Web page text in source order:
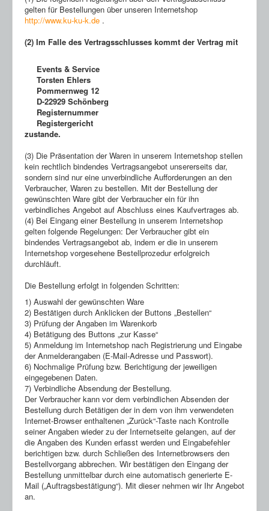
gelten für Bestellungen über unseren Internetshop
http://www.ku-ku-k.de .
(2) Im Falle des Vertragsschlusses kommt der Vertrag mit
Events & Service
Torsten Ehlers
Pommernweg 12
D-22929 Schönberg
Registernummer
Registergericht
zustande.
(3) Die Präsentation der Waren in unserem Internetshop stellen
kein rechtlich bindendes Vertragsangebot unsererseits dar,
sondern sind nur eine unverbindliche Aufforderungen an den
Verbraucher, Waren zu bestellen. Mit der Bestellung der
gewünschten Ware gibt der Verbraucher ein für ihn
verbindliches Angebot auf Abschluss eines Kaufvertrages ab.
(4) Bei Eingang einer Bestellung in unserem Internetshop
gelten folgende Regelungen: Der Verbraucher gibt ein
bindendes Vertragsangebot ab, indem er die in unserem
Internetshop vorgesehene Bestellprozedur erfolgreich
durchläuft.
Die Bestellung erfolgt in folgenden Schritten:
1) Auswahl der gewünschten Ware
2) Bestätigen durch Anklicken der Buttons „Bestellen“
3) Prüfung der Angaben im Warenkorb
4) Betätigung des Buttons „zur Kasse“
5) Anmeldung im Internetshop nach Registrierung und Eingabe
der Anmelderangaben (E-Mail-Adresse und Passwort).
6) Nochmalige Prüfung bzw. Berichtigung der jeweiligen
eingegebenen Daten.
7) Verbindliche Absendung der Bestellung.
Der Verbraucher kann vor dem verbindlichen Absenden der
Bestellung durch Betätigen der in dem von ihm verwendeten
Internet-Browser enthaltenen „Zurück“-Taste nach Kontrolle
seiner Angaben wieder zu der Internetseite gelangen, auf der
die Angaben des Kunden erfasst werden und Eingabefehler
berichtigen bzw. durch Schließen des Internetbrowsers den
Bestellvorgang abbrechen. Wir bestätigen den Eingang der
Bestellung unmittelbar durch eine automatisch generierte E-
Mail („Auftragsbestätigung“). Mit dieser nehmen wir Ihr Angebot
an.